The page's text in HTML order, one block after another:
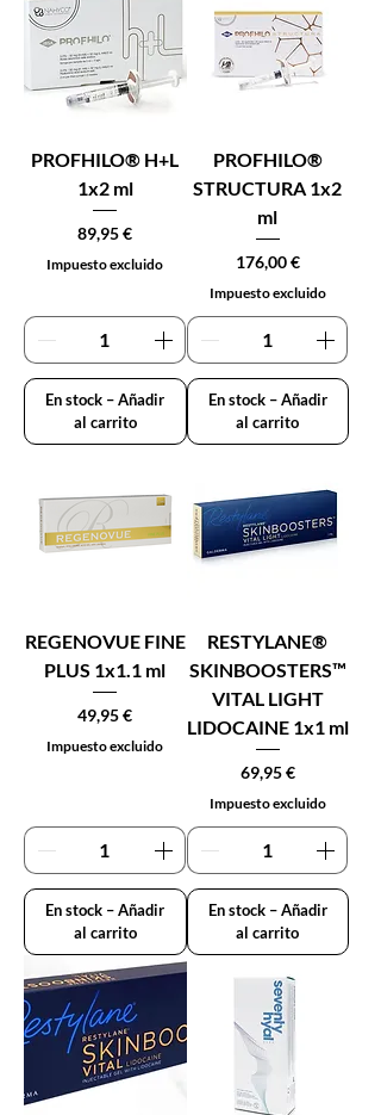
PROFHILO® H+L
1x2 ml
Precio
89,95 €
Impuesto excluido
En stock – Añadir
al carrito
PROFHILO®
STRUCTURA 1x2
ml
Precio
176,00 €
Impuesto excluido
En stock – Añadir
al carrito
REGENOVUE FINE
PLUS 1x1.1 ml
Precio
49,95 €
Impuesto excluido
En stock – Añadir
al carrito
RESTYLANE®
SKINBOOSTERS™
VITAL LIGHT
LIDOCAINE 1x1 ml
Precio
69,95 €
Impuesto excluido
En stock – Añadir
al carrito